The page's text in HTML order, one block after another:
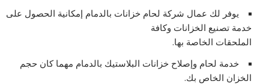
يوفر لك عمال شركة لحام خزانات بالدمام إمكانية الحصول على
خدمة تصنيع الخزانات وكافة
الملحقات الخاصة بها.
خدمة لحام وإصلاح خزانات البلاستيك بالدمام مهما كان حجم
الخزان الخاص بك.